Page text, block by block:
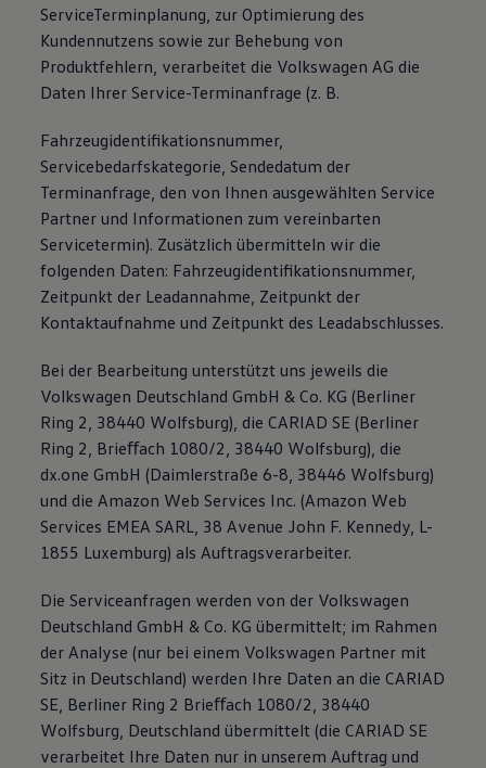
ServiceTerminplanung, zur Optimierung des
Kundennutzens sowie zur Behebung von
Produktfehlern, verarbeitet die Volkswagen AG die
Daten Ihrer Service-Terminanfrage (z. B.
Fahrzeugidentiﬁkationsnummer,
Servicebedarfskategorie, Sendedatum der
Terminanfrage, den von Ihnen ausgewählten Service
Partner und Informationen zum vereinbarten
Servicetermin). Zusätzlich übermitteln wir die
folgenden Daten: Fahrzeugidentiﬁkationsnummer,
Zeitpunkt der Leadannahme, Zeitpunkt der
Kontaktaufnahme und Zeitpunkt des Leadabschlusses.
Bei der Bearbeitung unterstützt uns jeweils die
Volkswagen Deutschland GmbH & Co. KG (Berliner
Ring 2, 38440 Wolfsburg), die CARIAD SE (Berliner
Ring 2, Brieﬀach 1080/2, 38440 Wolfsburg), die
dx.one GmbH (Daimlerstraße 6-8, 38446 Wolfsburg)
und die Amazon Web Services Inc. (Amazon Web
Services EMEA SARL, 38 Avenue John F. Kennedy, L-
1855 Luxemburg) als Auftragsverarbeiter.
Die Serviceanfragen werden von der Volkswagen
Deutschland GmbH & Co. KG übermittelt; im Rahmen
der Analyse (nur bei einem Volkswagen Partner mit
Sitz in Deutschland) werden Ihre Daten an die CARIAD
SE, Berliner Ring 2 Brieﬀach 1080/2, 38440
Wolfsburg, Deutschland übermittelt (die CARIAD SE
verarbeitet Ihre Daten nur in unserem Auftrag und